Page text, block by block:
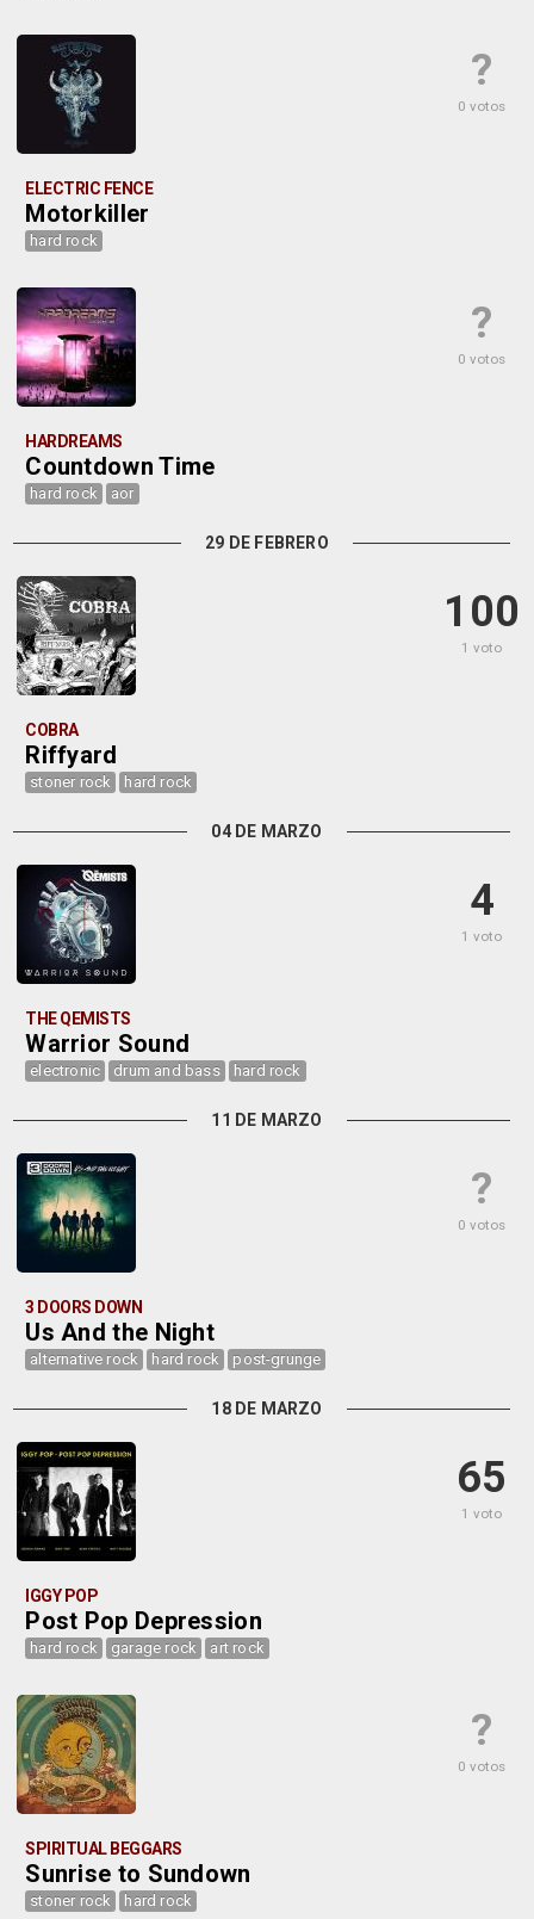
?
0 votos
ELECTRIC FENCE
Motorkiller
hard rock
?
0 votos
HARDREAMS
Countdown Time
hard rock aor
29 DE FEBRERO
100
1 voto
COBRA
Riffyard
stoner rock hard rock
04 DE MARZO
4
1 voto
THE QEMISTS
Warrior Sound
electronic drum and bass hard rock
11 DE MARZO
?
0 votos
3 DOORS DOWN
Us And the Night
alternative rock hard rock post-grunge
18 DE MARZO
65
1 voto
IGGY POP
Post Pop Depression
hard rock garage rock art rock
?
0 votos
SPIRITUAL BEGGARS
Sunrise to Sundown
stoner rock hard rock